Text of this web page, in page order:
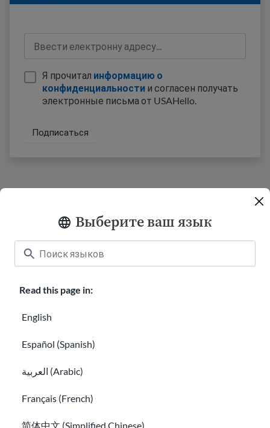
Выберите ваш язык
Read this page in:
English
Español (Spanish)
العربية (Arabic)
Français (French)
简体中文 (Simplified Chinese)
Карьера в USAHello Пожертвовать
Я прочитал информацию о
конфиденциальности и согласен получать
электронные письма от USAHello.
Політика конфіденційності
GED® является зарегистрированной торговой маркой,
контролируется компанией GED Testing Service LLC по
Вы можете копировать и распространять материалы